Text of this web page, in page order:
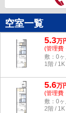
空室一覧
5.3万
(管理費
敷：0
1階 /
5.6万
(管理費
敷：0
2階 /